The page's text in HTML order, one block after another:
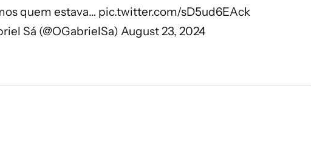
quem estava… pic.twitter.com/sD5ud6EAck
Sá (@OGabrielSa)August 23, 2024